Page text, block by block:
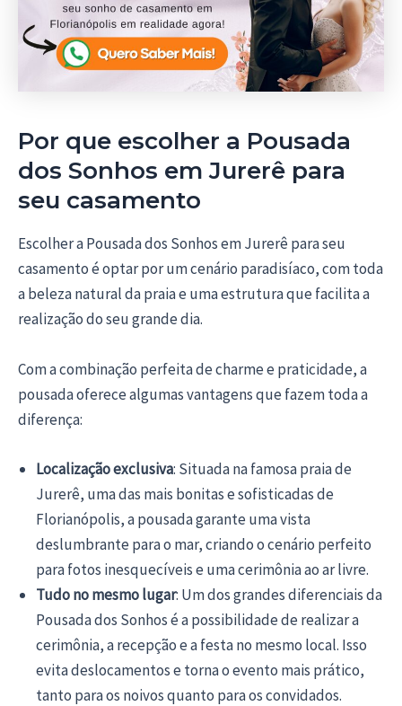
Por que escolher a Pousada
dos Sonhos em Jurerê para
seu casamento
Escolher a Pousada dos Sonhos em Jurerê para seu
casamento é optar por um cenário paradisíaco, com toda
a beleza natural da praia e uma estrutura que facilita a
realização do seu grande dia.
Com a combinação perfeita de charme e praticidade, a
pousada oferece algumas vantagens que fazem toda a
diferença:
Localização exclusiva: Situada na famosa praia de
Jurerê, uma das mais bonitas e sofisticadas de
Florianópolis, a pousada garante uma vista
deslumbrante para o mar, criando o cenário perfeito
para fotos inesquecíveis e uma cerimônia ao ar livre.
Tudo no mesmo lugar: Um dos grandes diferenciais da
Pousada dos Sonhos é a possibilidade de realizar a
cerimônia, a recepção e a festa no mesmo local. Isso
evita deslocamentos e torna o evento mais prático,
tanto para os noivos quanto para os convidados.